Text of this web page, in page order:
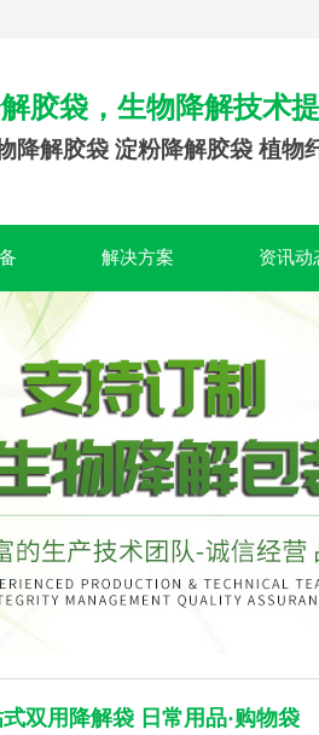
胶袋，生物降解技术
降解胶袋 淀粉降解胶袋 植物
解决方案 资讯动
双用降解袋 日常用品·购物袋